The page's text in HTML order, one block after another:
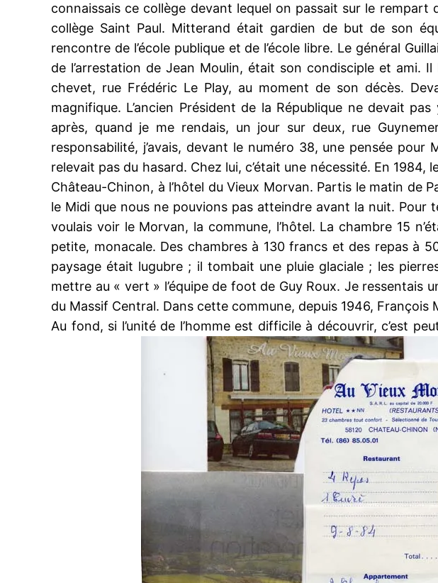
connaissais ce collège devant lequel on passait sur le
collège Saint Paul. Mitterand était gardien de but de son
rencontre de l’école publique et de l’école libre. Le général
de l’arrestation de Jean Moulin, était son condisciple et ami.
chevet, rue Frédéric Le Play, au moment de son décès.
magnifique. L’ancien Président de la République ne devait
après, quand je me rendais, un jour sur deux, rue
responsabilité, j’avais, devant le numéro 38, une pensée
relevait pas du hasard. Chez lui, c’était une nécessité. En
Château-Chinon, à l’hôtel du Vieux Morvan. Partis le matin de
le Midi que nous ne pouvions pas atteindre avant la nuit. Pour
voulais voir le Morvan, la commune, l’hôtel. La chambre 15
petite, monacale. Des chambres à 130 francs et des repas à
paysage était lugubre ; il tombait une pluie glaciale ; les
mettre au « vert » l’équipe de foot de Guy Roux. Je ressentais
du Massif Central. Dans cette commune, depuis 1946, François
Au fond, si l’unité de l’homme est difficile à découvrir, c’est